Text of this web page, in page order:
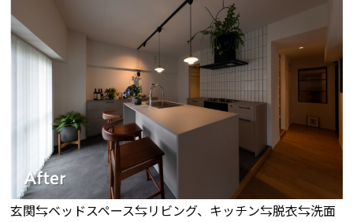
玄関⇆ベッドスペース⇆リビング、キッチン⇆脱衣⇆洗面